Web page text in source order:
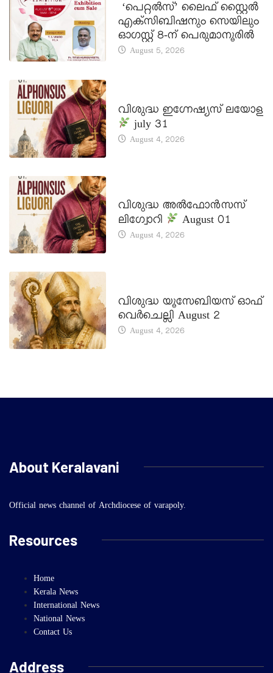
‘പെറ്റൽസ്’ ലൈഫ് സ്റ്റൈൽ
എക്സിബിഷനും സെയിലും
ഓഗസ്റ്റ് 8-ന് പെരുമാനൂരിൽ
August 5, 2026
വിശുദ്ധ ഇഗ്നേഷ്യസ് ലയോള
july 31
August 4, 2026
വിശുദ്ധ അൽഫോൻസസ്
ലിഗ്വോറി
August 01
August 4, 2026
വിശുദ്ധ യൂസേബിയസ് ഓഫ്
വെർചെല്ലി August 2
August 4, 2026
About Keralavani
Official news channel of Archdiocese of varapoly.
Resources
Home
Kerala News
International News
National News
Contact Us
Address